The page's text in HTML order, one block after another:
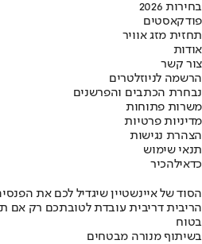
בחירות 2026
פודקאסטים
תחזית מזג אוויר
אודות
צור קשר
הרשמה לניוזלטרים
נבחרת הכתבים והפרשנים
משרות פתוחות
מדיניות פרטיות
הצהרת נגישות
תנאי שימוש
כדאילהכיר
הסוד של איינשטיין שיגדיל לכם את
הריבית דריבית עובדת לטובתכם רק אם
בטוח
בשיתוף מנורה מבטחים